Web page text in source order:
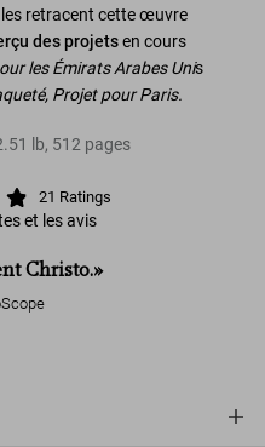
retracent cette œuvre
des projetsen cours
les Émirats Arabes Unis
Projet pour Paris.
lb, 512 pages
21 Ratings
et les avis
Christo.»